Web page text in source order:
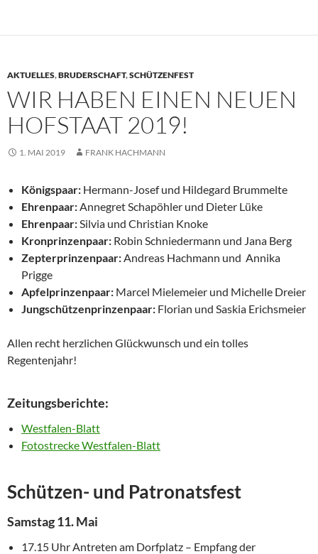
AKTUELLES,BRUDERSCHAFT,SCHÜTZENFEST
WIR HABEN EINEN NEUEN
HOFSTAAT 2019!
1. MAI 2019 FRANK HACHMANN
Königspaar: Hermann-Josef und Hildegard Brummelte
Ehrenpaar:Annegret Schapöhler und Dieter Lüke
Ehrenpaar:Silvia und Christian Knoke
Kronprinzenpaar: Robin Schniedermann und Jana Berg
Zepterprinzenpaar:Andreas Hachmann und Annika
Prigge
Apfelprinzenpaar: Marcel Mielemeier und Michelle Dreier
Jungschützenprinzenpaar: Florian und Saskia Erichsmeier
Allen recht herzlichen Glückwunsch und ein tolles
Regentenjahr!
Zeitungsberichte:
Westfalen-Blatt
Fotostrecke Westfalen-Blatt
Schützen- und Patronatsfest
Samstag 11. Mai
17.15 Uhr Antreten am Dorfplatz – Empfang der